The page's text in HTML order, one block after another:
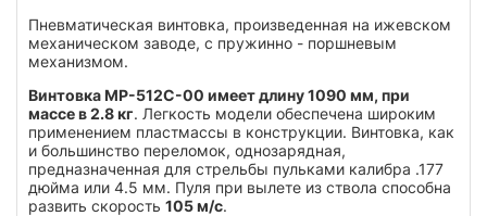
Пневматическая винтовка, произведенная на ижевском
механическом заводе, с пружинно - поршневым
механизмом.
Винтовка МР-512С-00 имеет длину 1090 мм, при
массе в 2.8 кг. Легкость модели обеспечена широким
применением пластмассы в конструкции. Винтовка, как
и большинство переломок, однозарядная,
предназначенная для стрельбы пульками калибра .177
дюйма или 4.5 мм. Пуля при вылете из ствола способна
развить скорость 105 м/с.